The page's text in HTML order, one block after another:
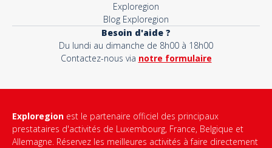
Exploregion
Blog Exploregion
Besoin d'aide ?
Du lundi au dimanche de 8h00 à 18h00
Contactez-nous via notre formulaire
Exploregion est le partenaire officiel des principaux
prestataires d'activités de Luxembourg, France, Belgique et
Allemagne. Réservez les meilleures activités à faire directement